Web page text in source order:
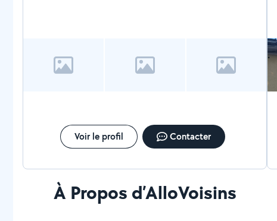
Voir le profil Contacter
À Propos d’AlloVoisins